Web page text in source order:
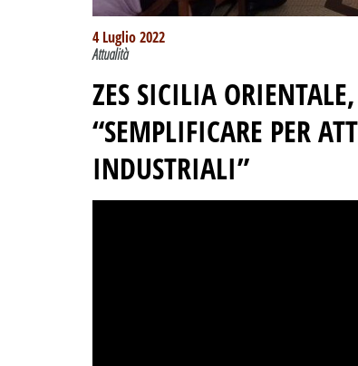
4 Luglio 2022
Attualità
ZES SICILIA
“SEMPLIFICARE PER
INDUSTRIALI”